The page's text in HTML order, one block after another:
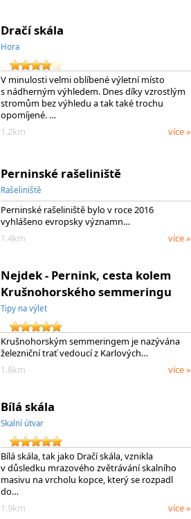
Dračí skála
Hora
V minulosti velmi oblíbené výletní místo
s nádherným výhledem. Dnes díky vzrostlým
stromům bez výhledu a tak také trochu
opomíjené. …
1.2km
více »
Perninské rašeliniště
Rašeliniště
Perninské rašeliniště bylo v roce 2016
vyhlášeno evropsky významn…
1.4km
více »
Nejdek - Pernink, cesta kolem
Krušnohorského semmeringu
Tipy na výlet
Krušnohorským semmeringem je nazývána
železniční trať vedoucí z Karlových…
1.8km
více »
Bílá skála
Skalní útvar
Bílá skála, tak jako Dračí skála, vznikla
v důsledku mrazového zvětrávání skalního
masivu na vrcholu kopce, který se rozpadl
do…
1.9km
více »